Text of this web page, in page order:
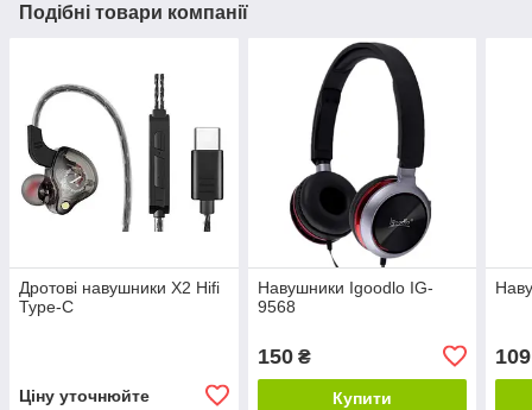
Подібні товари компанії
Дротові навушники X2 Hifi
Type-C
Ціну уточнюйте
Навушники Igoodlo IG-
9568
150₴
Купити